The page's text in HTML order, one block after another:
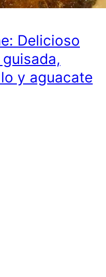
Delicioso
y aguacate